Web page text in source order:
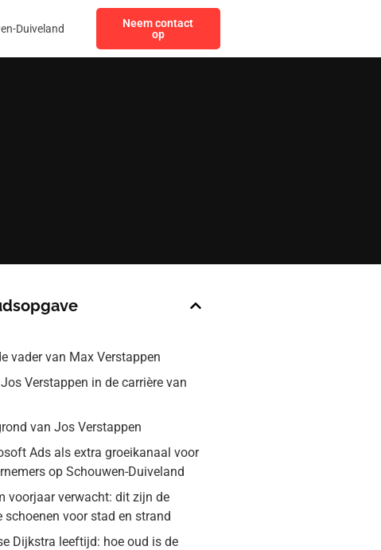
Duiveland
Neem contact
op
vader van Max Verstappen
Verstappen in de carrière van
van Jos Verstappen
Ads als extra groeikanaal voor
op Schouwen-Duiveland
voorjaar verwacht: dit zijn de
schoenen voor stad en strand
Dijkstra leeftijd: hoe oud is de